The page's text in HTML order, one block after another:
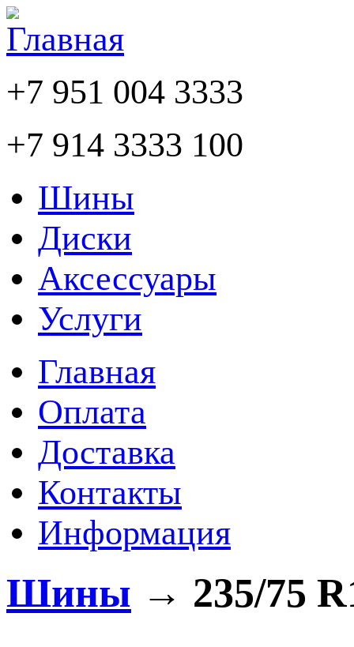
+7 951 004 3333
+7 914 3333 100
Шины
Диски
Аксессуары
Услуги
Главная
Оплата
Доставка
Контакты
Информация
Шины → 235/75